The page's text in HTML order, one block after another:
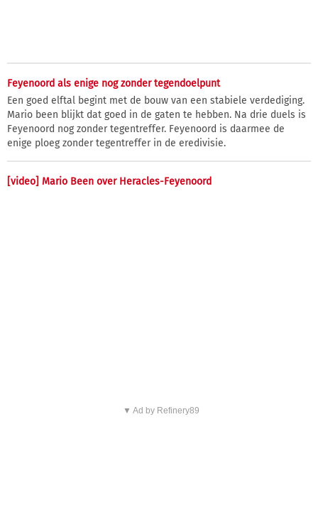
Feyenoord als enige nog zonder tegendoelpunt
Een goed elftal begint met de bouw van een stabiele verdediging.
Mario been blijkt dat goed in de gaten te hebben. Na drie duels is
Feyenoord nog zonder tegentreffer. Feyenoord is daarmee de
enige ploeg zonder tegentreffer in de eredivisie.
[video] Mario Been over Heracles-Feyenoord
▼ Ad by Refinery89